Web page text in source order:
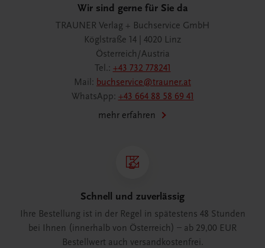
Wir sind gerne für Sie da
TRAUNER Verlag + Buchservice GmbH
Köglstraße 14 | 4020 Linz
Österreich/Austria
Tel.: +43 732 778241
Mail: buchservice@trauner.at
WhatsApp: +43 664 88 58 69 41
mehr erfahren
Schnell und zuverlässig
Ihre Bestellung ist in der Regel in spätestens 48 Stunden
bei Ihnen (innerhalb von Österreich) – ab 29,00 EUR
Bestellwert auch versandkostenfrei.